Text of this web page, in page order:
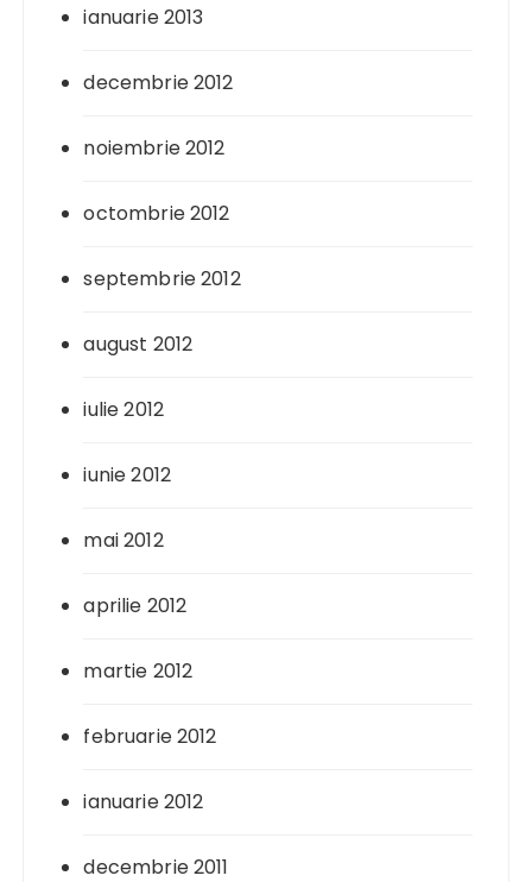
ianuarie 2013
decembrie 2012
noiembrie 2012
octombrie 2012
septembrie 2012
august 2012
iulie 2012
iunie 2012
mai 2012
aprilie 2012
martie 2012
februarie 2012
ianuarie 2012
decembrie 2011